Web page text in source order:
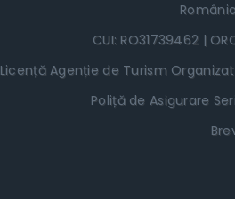
CUI: RO31739462 |
Licență Agenție de Turism
Poliță de Asigurare